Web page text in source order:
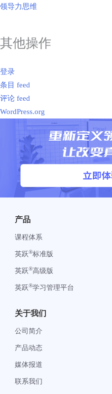
领导力思维
其他操作
登录
条目 feed
评论 feed
WordPress.org
产品
课程体系
英跃®标准版
英跃®高级版
英跃®学习管理平台
关于我们
公司简介
产品动态
媒体报道
联系我们